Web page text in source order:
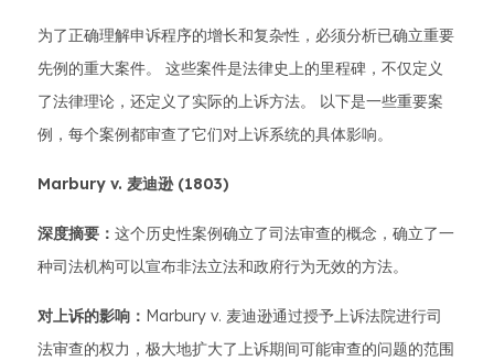
为了正确理解申诉程序的增长和复杂性，必须分析已确立重要
先例的重大案件。 这些案件是法律史上的里程碑，不仅定义
了法律理论，还定义了实际的上诉方法。 以下是一些重要案
例，每个案例都审查了它们对上诉系统的具体影响。
Marbury v. 麦迪逊 (1803)
深度摘要： 这个历史性案例确立了司法审查的概念，确立了一
种司法机构可以宣布非法立法和政府行为无效的方法。
对上诉的影响： Marbury v. 麦迪逊通过授予上诉法院进行司
法审查的权力，极大地扩大了上诉期间可能审查的问题的范围